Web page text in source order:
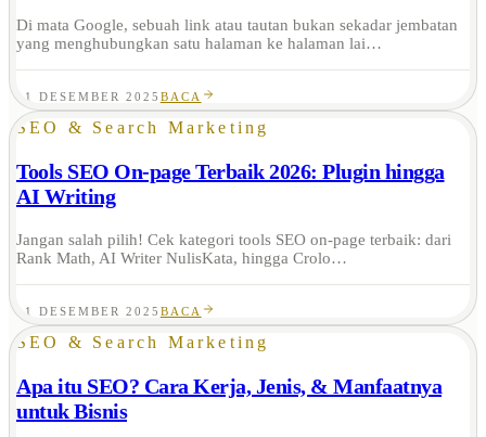
Di mata Google, sebuah link atau tautan bukan sekadar jembatan
yang menghubungkan satu halaman ke halaman lai…
11 DESEMBER 2025 BACA
SEO & Search Marketing
Tools SEO On-page Terbaik 2026: Plugin hingga
AI Writing
Jangan salah pilih! Cek kategori tools SEO on-page terbaik: dari
Rank Math, AI Writer NulisKata, hingga Crolo…
11 DESEMBER 2025 BACA
SEO & Search Marketing
Apa itu SEO? Cara Kerja, Jenis, & Manfaatnya
untuk Bisnis